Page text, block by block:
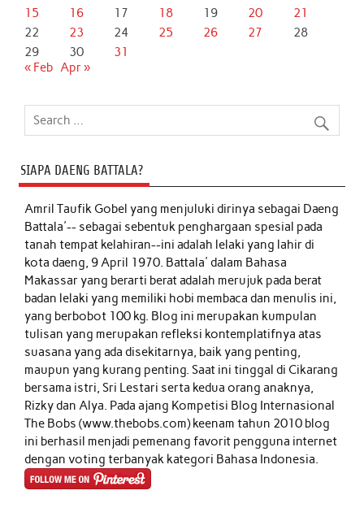
15
16 17 18 19 20
21
22
23 24 25 26 27
28
29
30
31
« Feb Apr »
SIAPA DAENG BATTALA?
Amril Taufik Gobelyang menjuluki dirinya sebagai Daeng
Battala'-- sebagai sebentuk penghargaan spesial pada
tanah tempat kelahiran--ini adalah lelaki yang lahir di
kota daeng, 9 April 1970. Battala' dalam Bahasa
Makassar yang berarti berat adalah merujuk pada berat
badan lelaki yang memiliki hobi membaca dan menulis ini,
yang berbobot 100 kg. Blog ini merupakan kumpulan
tulisan yang merupakan refleksi kontemplatifnya atas
suasana yang ada disekitarnya, baik yang penting,
maupun yang kurang penting. Saat ini tinggal di Cikarang
bersama istri, Sri Lestari serta kedua orang anaknya,
Rizky dan Alya. Pada ajang Kompetisi Blog Internasional
The Bobs (www.thebobs.com) keenam tahun 2010 blog
ini berhasil menjadi pemenang favorit pengguna internet
dengan voting terbanyak kategori Bahasa Indonesia.